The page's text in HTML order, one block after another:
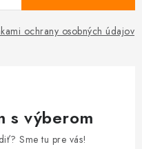
ochrany osobných údajov
s výberom
Sme tu pre vás!